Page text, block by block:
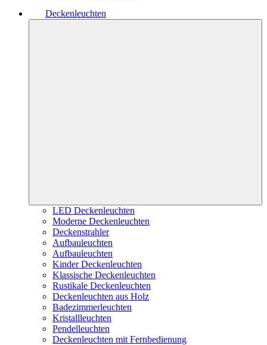
Deckenleuchten
LED Deckenleuchten
Moderne Deckenleuchten
Deckenstrahler
Aufbauleuchten
Aufbauleuchten
Kinder Deckenleuchten
Klassische Deckenleuchten
Rustikale Deckenleuchten
Deckenleuchten aus Holz
Badezimmerleuchten
Kristallleuchten
Pendelleuchten
Deckenleuchten mit Fernbedienung